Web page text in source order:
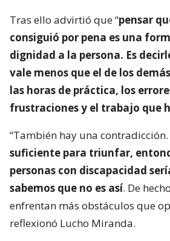
Tras ello advirtió que “pensar
consiguió por pena es una
dignidad a la persona. Es
vale menos que el de los
las horas de práctica, los
frustraciones y el trabajo que
“También hay una contradicción.
suficiente para triunfar,
personas con discapacidad
sabemos que no es así. De
enfrentan más obstáculos que
reflexionó Lucho Miranda.